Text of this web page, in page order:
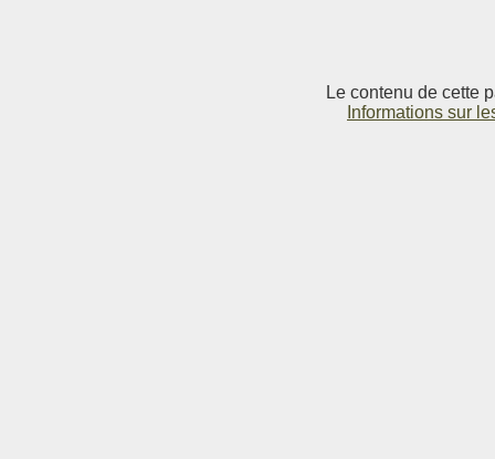
Le contenu de cette
Informations sur